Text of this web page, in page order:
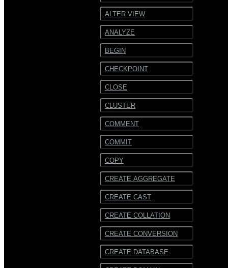
ALTER VIEW
ANALYZE
BEGIN
CHECKPOINT
CLOSE
CLUSTER
COMMENT
COMMIT
COPY
CREATE AGGREGATE
CREATE CAST
CREATE COLLATION
CREATE CONVERSION
CREATE DATABASE